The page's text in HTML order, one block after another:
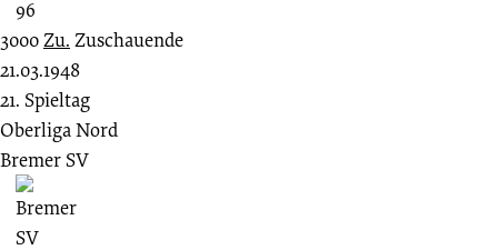
3000Zu. Zuschauende
21.03.1948
21. Spieltag
Oberliga Nord
Bremer SV